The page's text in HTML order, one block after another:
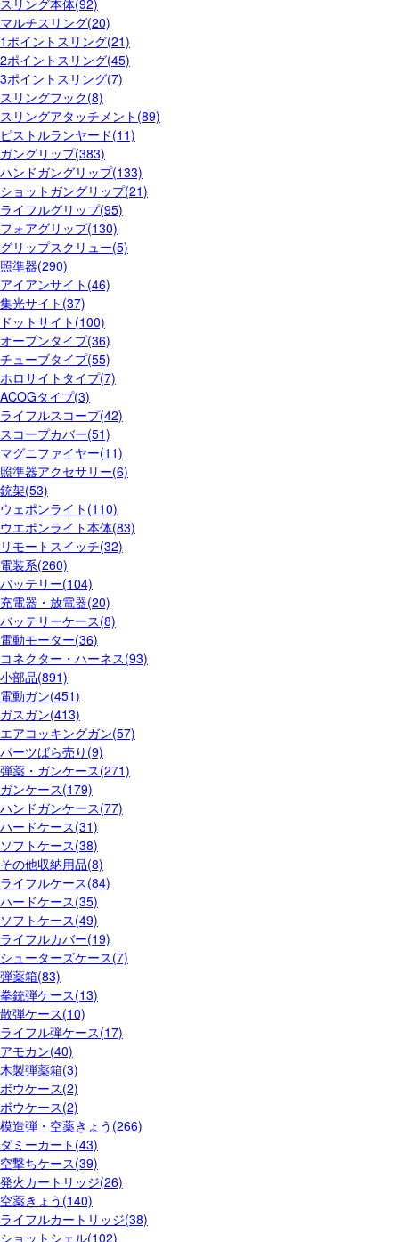
スリング本体(92)
マルチスリング(20)
1ポイントスリング(21)
2ポイントスリング(45)
3ポイントスリング(7)
スリングフック(8)
スリングアタッチメント(89)
ピストルランヤード(11)
ガングリップ(383)
ハンドガングリップ(133)
ショットガングリップ(21)
ライフルグリップ(95)
フォアグリップ(130)
グリップスクリュー(5)
照準器(290)
アイアンサイト(46)
集光サイト(37)
ドットサイト(100)
オープンタイプ(36)
チューブタイプ(55)
ホロサイトタイプ(7)
ACOGタイプ(3)
ライフルスコープ(42)
スコープカバー(51)
マグニファイヤー(11)
照準器アクセサリー(6)
銃架(53)
ウェポンライト(110)
ウエポンライト本体(83)
リモートスイッチ(32)
電装系(260)
バッテリー(104)
充電器・放電器(20)
バッテリーケース(8)
電動モーター(36)
コネクター・ハーネス(93)
小部品(891)
電動ガン(451)
ガスガン(413)
エアコッキングガン(57)
パーツばら売り(9)
弾薬・ガンケース(271)
ガンケース(179)
ハンドガンケース(77)
ハードケース(31)
ソフトケース(38)
その他収納用品(8)
ライフルケース(84)
ハードケース(35)
ソフトケース(49)
ライフルカバー(19)
シューターズケース(7)
弾薬箱(83)
拳銃弾ケース(13)
散弾ケース(10)
ライフル弾ケース(17)
アモカン(40)
木製弾薬箱(3)
ボウケース(2)
ボウケース(2)
模造弾・空薬きょう(266)
ダミーカート(43)
空撃ちケース(39)
発火カートリッジ(26)
空薬きょう(140)
ライフルカートリッジ(38)
ショットシェル(102)